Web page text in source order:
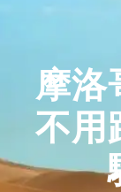
摩洛
不用